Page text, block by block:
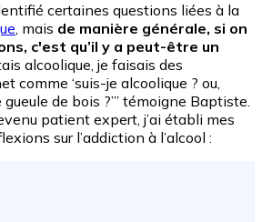
certaines questions liées à la
, mais de manière générale, si on
c'est qu’il y a peut-être un
alcoolique, je faisais des
comme ‘suis-je alcoolique ? ou,
gueule de bois ?’” témoigne Baptiste.
patient expert, j’ai établi mes
sur l’addiction à l’alcool :